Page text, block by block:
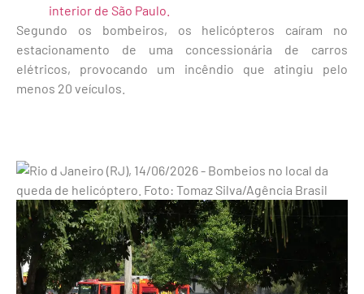
interior de São Paulo.
Segundo os bombeiros, os helicópteros caíram no
estacionamento de uma concessionária de carros
elétricos, provocando um incêndio que atingiu pelo
menos 20 veículos.